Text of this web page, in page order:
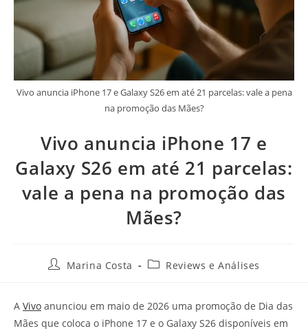
Vivo anuncia iPhone 17 e Galaxy S26 em até 21 parcelas: vale a pena
na promoção das Mães?
Vivo anuncia iPhone 17 e
Galaxy S26 em até 21 parcelas:
vale a pena na promoção das
Mães?
Marina Costa Reviews e Análises
A Vivo anunciou em maio de 2026 uma promoção de Dia das
Mães que coloca o iPhone 17 e o Galaxy S26 disponíveis em